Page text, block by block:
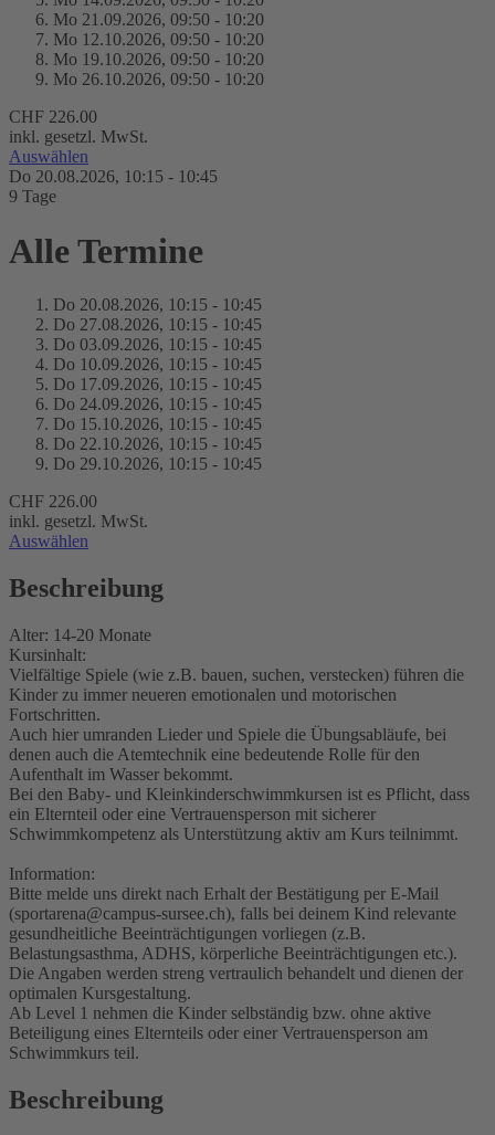
Mo 21.09.2026, 09:50 - 10:20
Mo 12.10.2026, 09:50 - 10:20
Mo 19.10.2026, 09:50 - 10:20
Mo 26.10.2026, 09:50 - 10:20
CHF 226.00
inkl. gesetzl. MwSt.
Auswählen
Do 20.08.2026, 10:15 - 10:45
9 Tage
Alle Termine
Do 20.08.2026, 10:15 - 10:45
Do 27.08.2026, 10:15 - 10:45
Do 03.09.2026, 10:15 - 10:45
Do 10.09.2026, 10:15 - 10:45
Do 17.09.2026, 10:15 - 10:45
Do 24.09.2026, 10:15 - 10:45
Do 15.10.2026, 10:15 - 10:45
Do 22.10.2026, 10:15 - 10:45
Do 29.10.2026, 10:15 - 10:45
CHF 226.00
inkl. gesetzl. MwSt.
Auswählen
Beschreibung
Alter: 14-20 Monate
Kursinhalt:
Vielfältige Spiele (wie z.B. bauen, suchen, verstecken) führen die
Kinder zu immer neueren emotionalen und motorischen
Fortschritten.
Auch hier umranden Lieder und Spiele die Übungsabläufe, bei
denen auch die Atemtechnik eine bedeutende Rolle für den
Aufenthalt im Wasser bekommt.
Bei den Baby- und Kleinkinderschwimmkursen ist es Pflicht, dass
ein Elternteil oder eine Vertrauensperson mit sicherer
Schwimmkompetenz als Unterstützung aktiv am Kurs teilnimmt.
Information:
Bitte melde uns direkt nach Erhalt der Bestätigung per E-Mail
(sportarena@campus-sursee.ch), falls bei deinem Kind relevante
gesundheitliche Beeinträchtigungen vorliegen (z.B.
Belastungsasthma, ADHS, körperliche Beeinträchtigungen etc.).
Die Angaben werden streng vertraulich behandelt und dienen der
optimalen Kursgestaltung.
Ab Level 1 nehmen die Kinder selbständig bzw. ohne aktive
Beteiligung eines Elternteils oder einer Vertrauensperson am
Schwimmkurs teil.
Beschreibung